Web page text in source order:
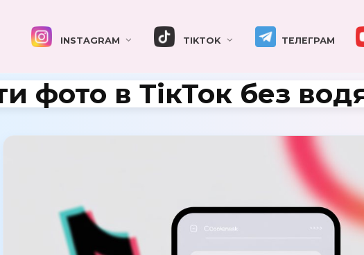
INSTAGRAM TIKTOK ТЕЛЕГРАМ
фото в ТікТок без